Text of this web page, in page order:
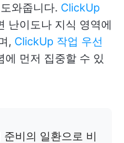
와줍니다. ClickUp
난이도나 지식 영역에
, ClickUp 작업 우선
에 먼저 집중할 수 있
비의 일환으로 비